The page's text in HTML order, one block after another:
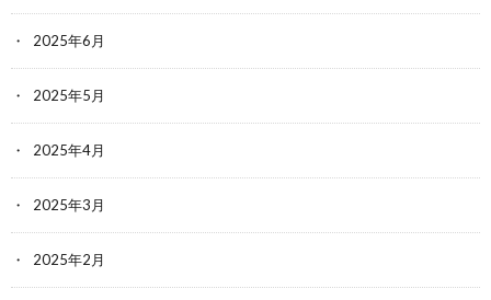
2025年6月
2025年5月
2025年4月
2025年3月
2025年2月